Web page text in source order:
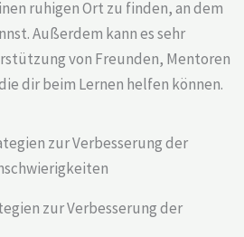
ruhigen Ort zu finden, an dem
Außerdem kann es sehr
von Freunden, Mentoren
dir beim Lernen helfen können.
zur Verbesserung der